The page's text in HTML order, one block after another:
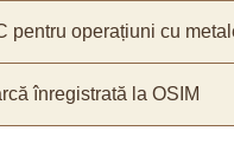
pentru operațiuni cu
înregistrată la OSIM